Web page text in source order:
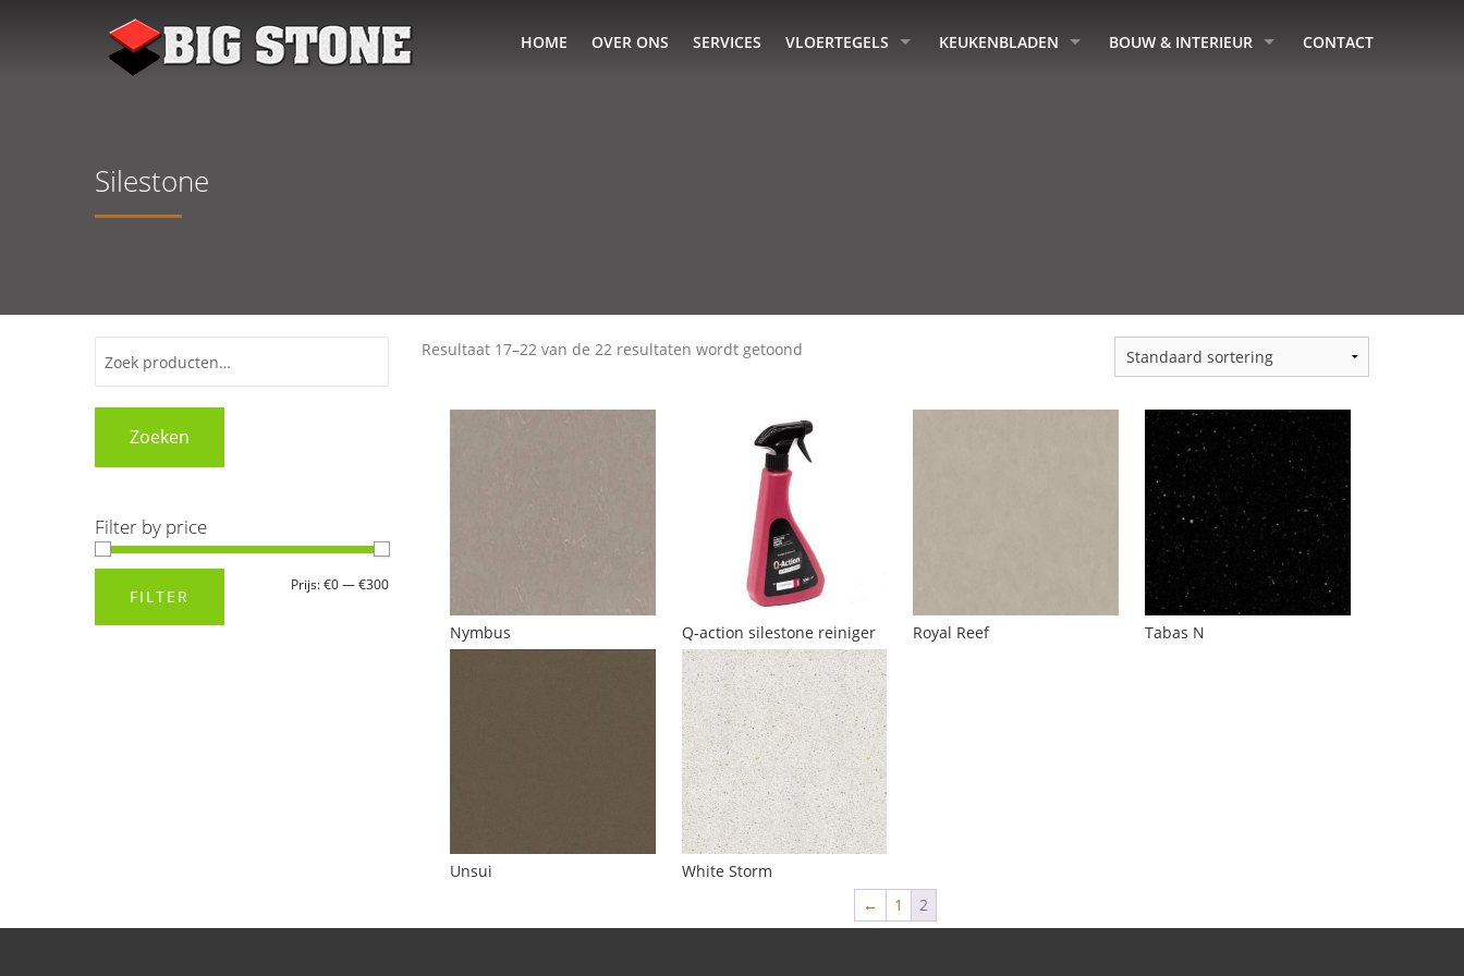
HOME OVER ONS SERVICES VLOERTEGELS KEUKENBLADEN BOUW & INTERIEUR CONTACT
Silestone
Zoeken
Filter by price
FILTER
Prijs:€0—€300
Resultaat 17–22 van de 22 resultaten wordt getoond
Nymbus Q-action silestone reiniger Royal Reef Tabas N
Unsui
White Storm
←
1 2